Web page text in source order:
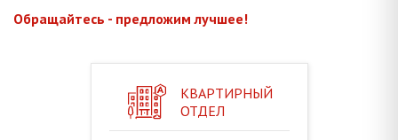
Обращайтесь - предложим лучшее!
КВАРТИРНЫЙ
ОТДЕЛ